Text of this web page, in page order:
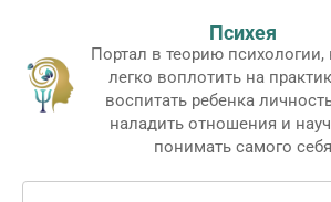
контенту
Психея
Портал в теорию психологии,
легко воплотить на
воспитать ребенка
наладить отношения и
понимать самого себя
Поиск: